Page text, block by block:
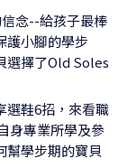
念--給孩子最棒
護小腳的學步
選擇了Old Soles
選鞋6招，來看職
身專業所學及參
幫學步期的寶貝